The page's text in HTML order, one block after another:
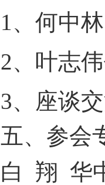
1、 何中林
2、 叶志
3、 座谈
五、参会
白
翔 华